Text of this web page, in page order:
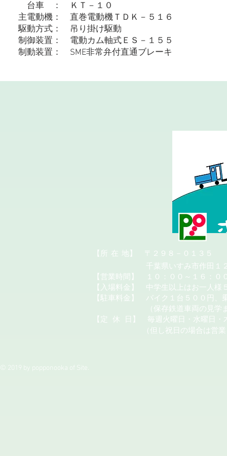
台車 ： ＫＴ－１０
主電動機： 直巻電動機ＴＤＫ－５１６
駆動方式： 吊り掛け駆動
制御装置： 電動カム軸式ＥＳ－１５５
制動装置： SME非常弁付直通ブレーキ
​【所 在 地】 〒２９８－０１３５
千葉県いすみ市作田１２
【営業時間】 １０：００～１６：０
【入場料金】 中学生以上はお一人様
【駐車料金】 バイク１台５００円、
（保存鉄道車両の見学または
【定
休
日】 毎週火曜日・水曜日・
（但し祝日の場合は営業
© 2019 by popponooka of Site.